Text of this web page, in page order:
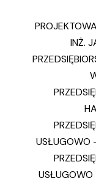
INŻ.
USŁUGOWO
USŁUGOWO